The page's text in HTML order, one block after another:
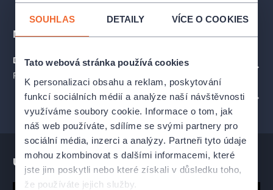
SOUHLAS DETAILY VÍCE O COOKIES
Tato webová stránka používá cookies
K personalizaci obsahu a reklam, poskytování
funkcí sociálních médií a analýze naší návštěvnosti
využíváme soubory cookie. Informace o tom, jak
náš web používáte, sdílíme se svými partnery pro
sociální média, inzerci a analýzy. Partneři tyto údaje
mohou zkombinovat s dalšími informacemi, které
jste jim poskytli nebo které získali v důsledku toho,
že používáte jejich služby.
Režie:
Přeložil a volně zpracoval:
Jaromír PLESKOT
Jan HRUŠÍNSKÝ
Scéna:
Jan BALCAR
Hudba:
Jan KUČERA
Produkce:
Místa
Divadlo Na Jezerce
Praha
ZOBRAZIT NA MAPĚ
PROFIL POŘADATELE DIVADLO NA JEZERCE
Ukázka představení